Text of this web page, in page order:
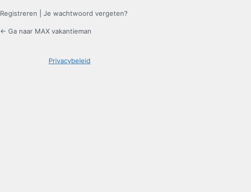
Registreren Je wachtwoord vergeten?
← Ga naar MAX vakantieman
Privacybeleid